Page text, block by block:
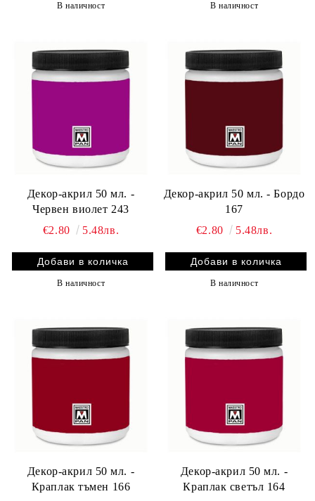
В наличност В наличност
Декор-акрил 50 мл. -
Червен виолет 243
€2.80
5.48лв.
В наличност
Декор-акрил 50 мл. - Бордо
167
€2.80
5.48лв.
В наличност
Декор-акрил 50 мл. -
Краплак тъмен 166
Декор-акрил 50 мл. -
Краплак светъл 164